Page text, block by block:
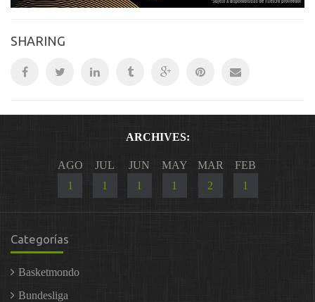
SHARING
ARCHIVES:
AGO
1
JUL
1
JUN
1
MAY
1
MAR
2
FEB
1
Categorías
Basketmondo
Bundesliga